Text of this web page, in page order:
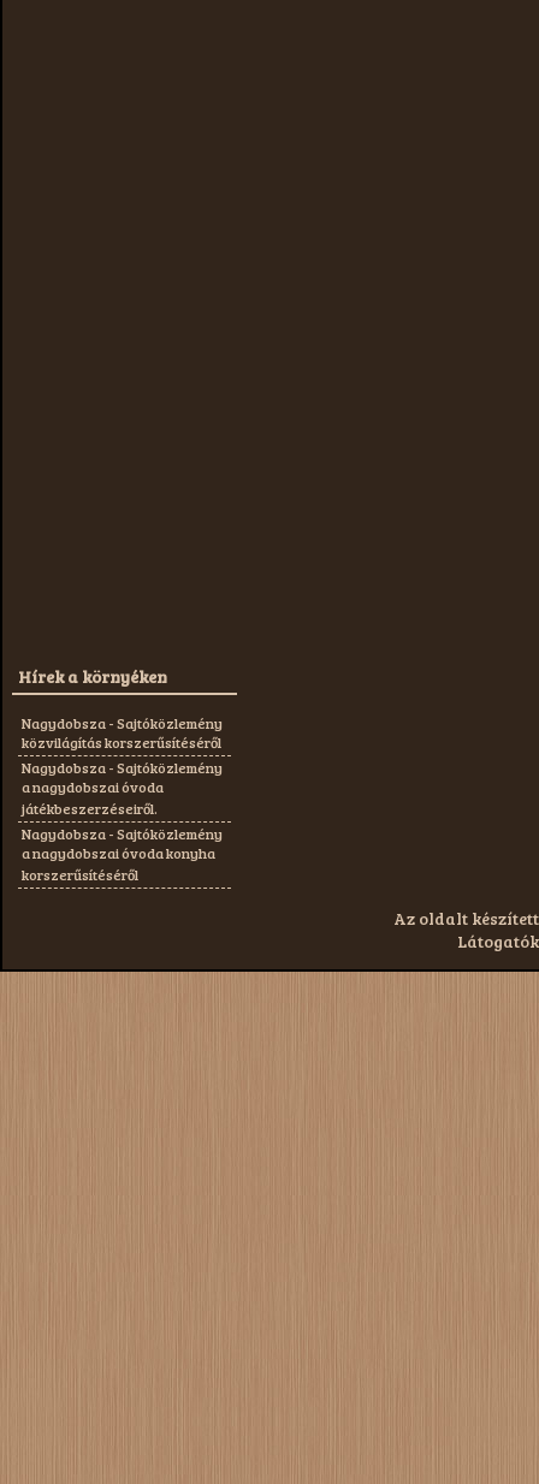
Hírek a környéken
Nagydobsza - Sajtóközlemény
közvilágítás korszerűsítéséről
Nagydobsza - Sajtóközlemény
a nagydobszai óvoda
játékbeszerzéseiről.
Nagydobsza - Sajtóközlemény
a nagydobszai óvoda konyha
korszerűsítéséről
Az oldalt